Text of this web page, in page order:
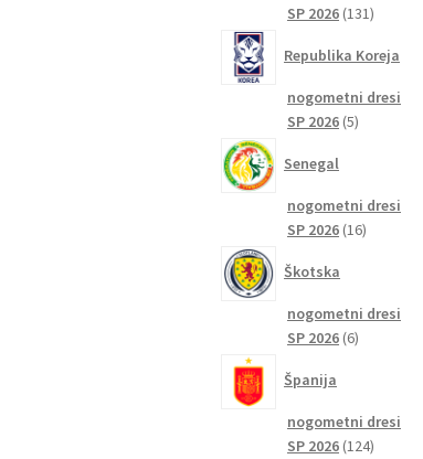
SP 2026 131131
Republika Koreja
nogometni dresi
SP 2026 55
Senegal
nogometni dresi
SP 2026 1616
Škotska
nogometni dresi
SP 2026 66
Španija
nogometni dresi
SP 2026 124124